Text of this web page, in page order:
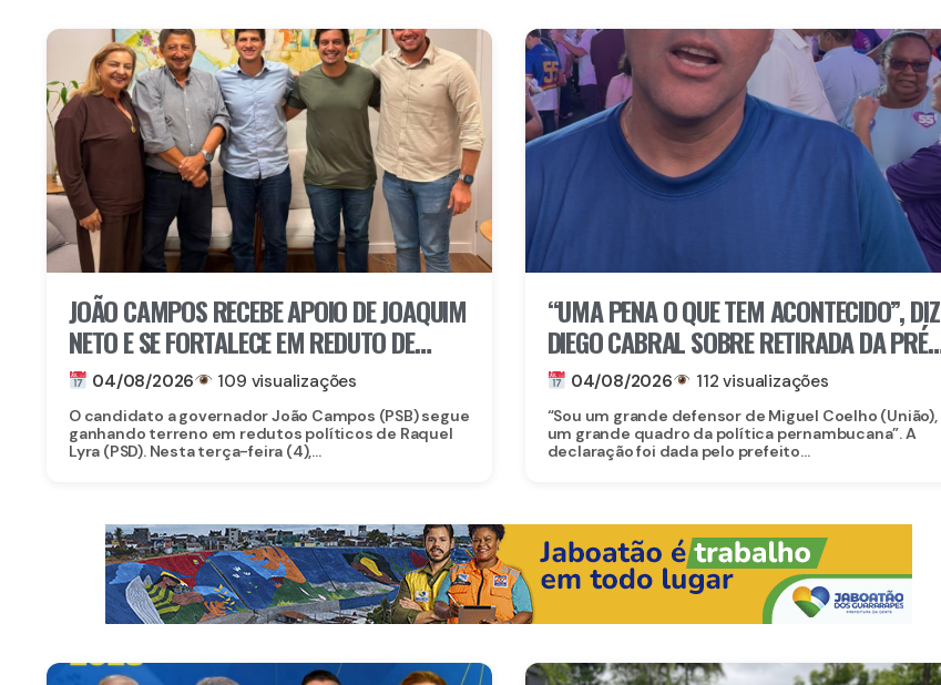
JOÃO CAMPOS RECEBE APOIO DE JOAQUIM
NETO E SE FORTALECE EM REDUTO DE
RAQUEL
04/08/2026 109 visualizações
O candidato a governador João Campos (PSB) segue
ganhando terreno em redutos políticos de Raquel
Lyra (PSD). Nesta terça-feira (4),...
“UMA PENA O QUE TEM ACONTECIDO”, DIZ
DIEGO CABRAL SOBRE RETIRADA DA PRÉ-
CANDIDATURA DE MIGUEL COELHO AO
SENADO
04/08/2026 112 visualizações
“Sou um grande defensor de Miguel Coelho (União),
um grande quadro da política pernambucana”. A
declaração foi dada pelo prefeito...